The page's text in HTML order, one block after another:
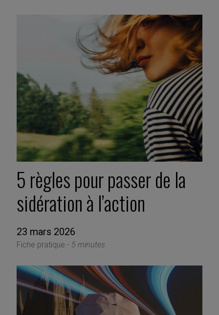
5 règles pour passer de la
sidération à l’action
23 mars 2026
Fiche pratique - 5 minutes